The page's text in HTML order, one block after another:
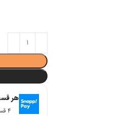
هر
۴ قسط ماهانه. بدون سود، چک و ضامن.